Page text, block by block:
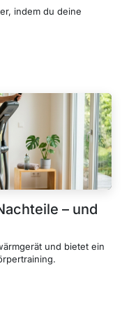
indem du deine
– und
und bietet ein